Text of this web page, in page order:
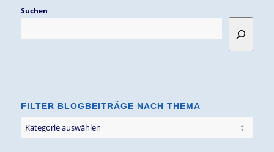
Suchen
FILTER BLOGBEITRÄGE NACH THEMA
Blogbeiträge